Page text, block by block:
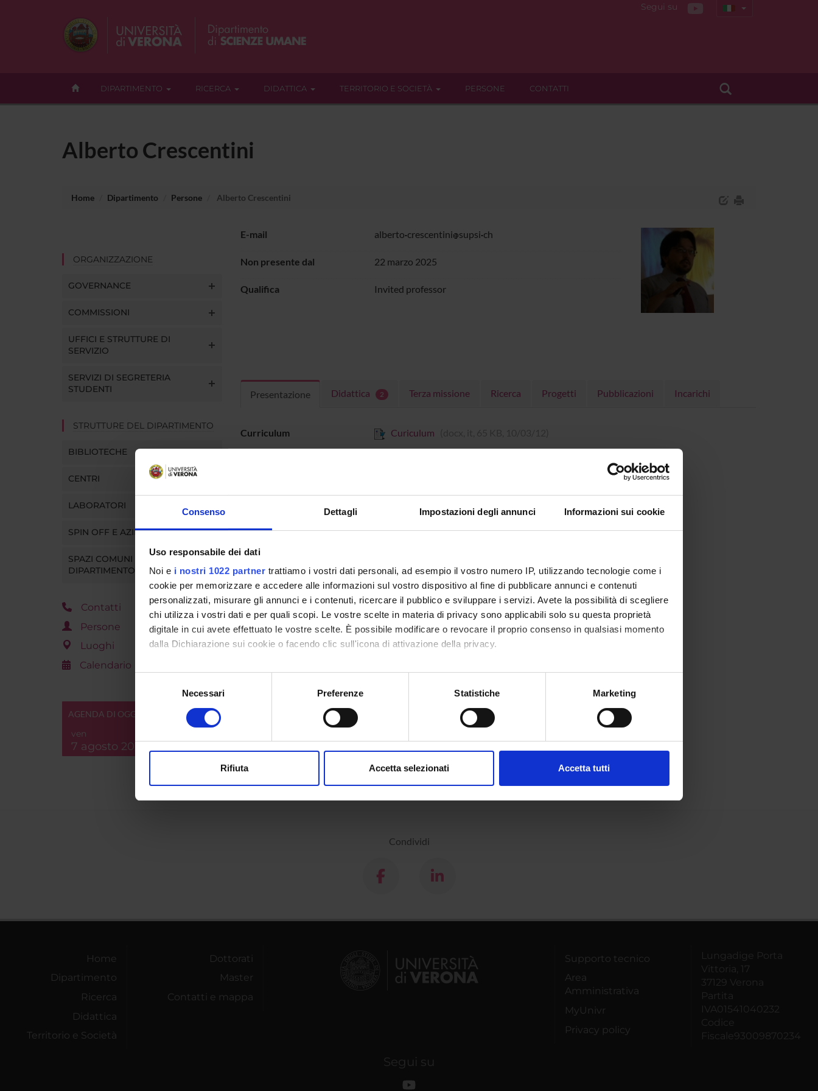
Consenso Dettagli Impostazioni degli annunci Informazioni sui cookie
Uso responsabile dei dati
Noi e i nostri 1022 partner trattiamo i vostri dati personali, ad esempio il vostro numero IP, utilizzando tecnologie come i
cookie per memorizzare e accedere alle informazioni sul vostro dispositivo al fine di pubblicare annunci e contenuti
personalizzati, misurare gli annunci e i contenuti, ricercare il pubblico e sviluppare i servizi. Avete la possibilità di scegliere
chi utilizza i vostri dati e per quali scopi. Le vostre scelte in materia di privacy sono applicabili solo su questa proprietà
digitale in cui avete effettuato le vostre scelte. È possibile modificare o revocare il proprio consenso in qualsiasi momento
dalla Dichiarazione sui cookie o facendo clic sull'icona di attivazione della privacy.
Con il tuo consenso, vorremmo anche:
raccogliere informazioni sulla tua posizione geografica, con un'approssimazione di qualche metro,
digitali).
modificare o ritirare il tuo consenso in qualsiasi momento dalla Dichiarazione sui cookie.
Necessari Preferenze Statistiche Marketing
Rifiuta Accetta selezionati Accetta tutti
Segui su
DIPARTIMENTO RICERCA DIDATTICA TERRITORIO E SOCIETÀ PERSONE CONTATTI
Alberto Crescentini
Home Dipartimento Persone Alberto Crescentini
ORGANIZZAZIONE
GOVERNANCE
COMMISSIONI
UFFICI E STRUTTURE DI
SERVIZIO
SERVIZI DI SEGRETERIA
STUDENTI
STRUTTURE DEL DIPARTIMENTO
BIBLIOTECHE
CENTRI
LABORATORI
SPIN OFF E AZIENDE
SPAZI COMUNI DEL
DIPARTIMENTO
Contatti
Persone
Luoghi
Calendario
AGENDA DI OGGI
ven
7 agosto 2026
E-mail alberto crescentini supsi ch
Non presente dal 22 marzo 2025
Qualifica Invited professor
Presentazione Didattica 2 Terza missione Ricerca Progetti Pubblicazioni Incarichi
Curriculum Curiculum
Condividi
Home
Dipartimento
Ricerca
Didattica
Territorio e Società
Dottorati
Master
Contatti e mappa
Supporto tecnico
Area
Amministrativa
MyUnivr
Privacy policy
Lungadige Porta
Vittoria, 17
37129 Verona
Partita
IVA01541040232
Codice
Fiscale93009870234
Segui su